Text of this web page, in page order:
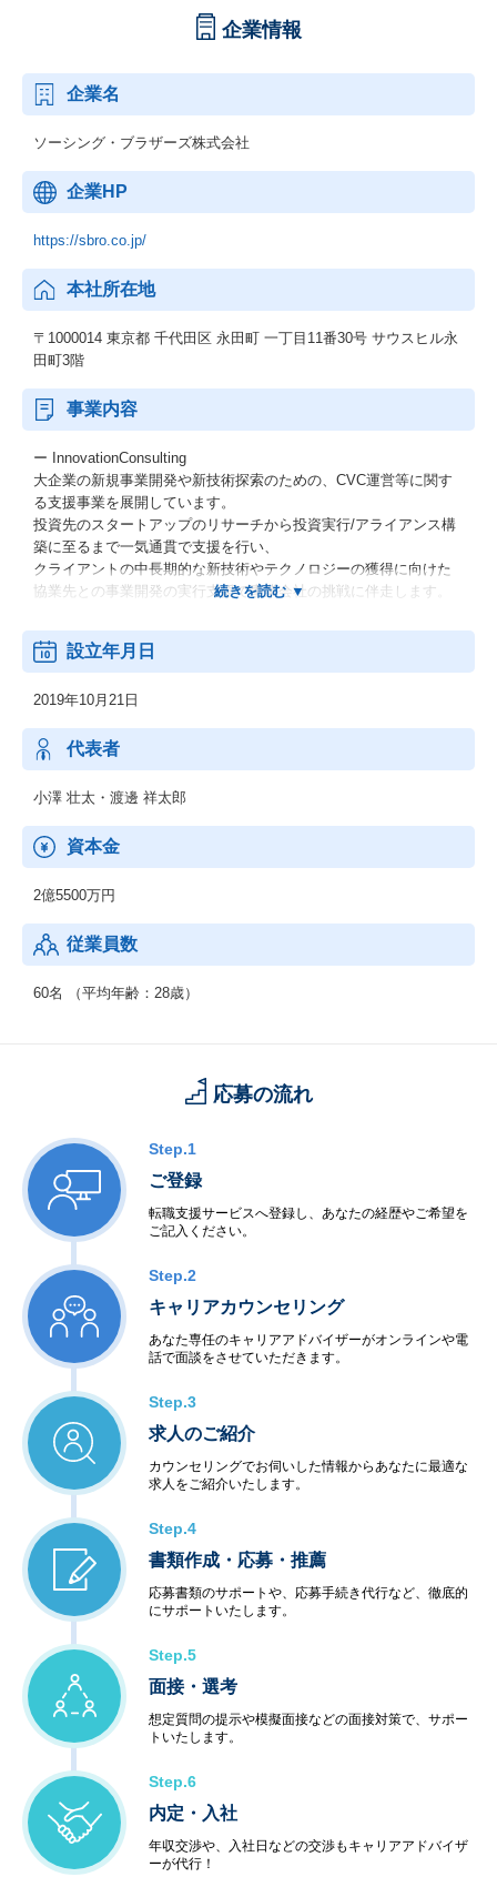
企業情報
企業名
ソーシング・ブラザーズ株式会社
企業HP
https://sbro.co.jp/
本社所在地
〒1000014 東京都 千代田区 永田町 一丁目11番30号 サウスヒル永
田町3階
事業内容
ー InnovationConsulting
大企業の新規事業開発や新技術探索のための、CVC運営等に関す
る支援事業を展開しています。
投資先のスタートアップのリサーチから投資実行/アライアンス構
築に至るまで一気通貫で支援を行い、
クライアントの中長期的な新技術やテクノロジーの獲得に向けた
協業先との事業開発の実行支援で事業会社の挑戦に伴走します。
ー GrowthM&A
スタートアップやITベンチャー企業に対する成長戦略型特化のM&
IPO偏重のEXITによる小型IPO問題の解決のため、IPOの計画に数
値の足りないスタートアップ同士のM&Aや、
時価総額100億未満のグロース上場企業を中心に成長戦略型のM&A
のアドバイザリー業務を行います。
設立年月日
2019年10月21日
代表者
小澤 壮太・渡邊 祥太郎
資本金
2億5500万円
従業員数
60名 （平均年齢：28歳）
応募の流れ
Step.1
ご登録
転職支援サービスへ登録し、あなたの経歴やご希望を
ご記入ください。
Step.2
キャリアカウンセリング
あなた専任のキャリアアドバイザーがオンラインや電
話で面談をさせていただきます。
Step.3
求人のご紹介
カウンセリングでお伺いした情報からあなたに最適な
求人をご紹介いたします。
Step.4
書類作成・応募・推薦
応募書類のサポートや、応募手続き代行など、徹底的
にサポートいたします。
Step.5
面接・選考
想定質問の提示や模擬面接などの面接対策で、サポー
トいたします。
Step.6
内定・入社
年収交渉や、入社日などの交渉もキャリアアドバイザ
ーが代行！